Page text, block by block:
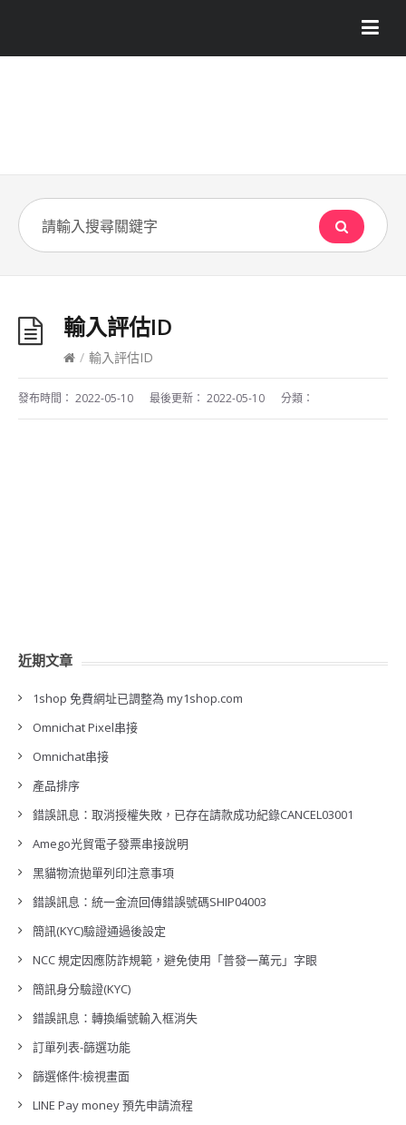
輸入評估ID
/ 輸入評估ID
發布時間： 2022-05-10 最後更新： 2022-05-10 分類：
近期文章
1shop 免費網址已調整為 my1shop.com
Omnichat Pixel串接
Omnichat串接
產品排序
錯誤訊息：取消授權失敗，已存在請款成功紀錄CANCEL03001
Amego光貿電子發票串接說明
黑貓物流拋單列印注意事項
錯誤訊息：統一金流回傳錯誤號碼SHIP04003
簡訊(KYC)驗證通過後設定
NCC 規定因應防詐規範，避免使用「普發一萬元」字眼
簡訊身分驗證(KYC)
錯誤訊息：轉換編號輸入框消失
訂單列表-篩選功能
篩選條件:檢視畫面
LINE Pay money 預先申請流程